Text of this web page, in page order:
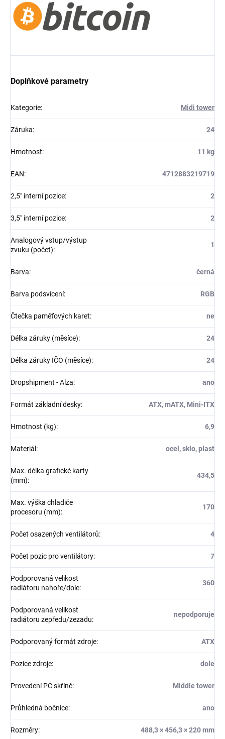
Doplňkové parametry
Kategorie: Midi tower
Záruka: 24
Hmotnost: 11 kg
EAN: 4712883219719
2,5" interní pozice: 2
3,5" interní pozice: 2
Analogový vstup/výstup
zvuku (počet):
1
Barva: černá
Barva podsvícení: RGB
Čtečka paměťových karet: ne
Délka záruky (měsíce): 24
Délka záruky IČO (měsíce): 24
Dropshipment - Alza: ano
Formát základní desky: ATX, mATX, Mini-ITX
Hmotnost (kg): 6,9
Materiál : ocel, sklo, plast
Max. délka grafické karty
(mm):
434,5
Max. výška chladiče
procesoru (mm):
170
Počet osazených ventilátorů: 4
Počet pozic pro ventilátory: 7
Podporovaná velikost
radiátoru nahoře/dole:
360
Podporovaná velikost
radiátoru zepředu/zezadu:
nepodporuje
Podporovaný formát zdroje: ATX
Pozice zdroje: dole
Provedení PC skříně: Middle tower
Průhledná bočnice: ano
Rozměry: 488,3 × 456,3 × 220 mm